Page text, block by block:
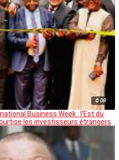
© DR
Business Week : l’Est du
les investisseurs étrangers